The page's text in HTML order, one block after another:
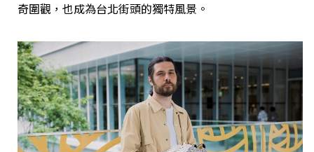
奇圍觀，也成為台北街頭的獨特風景。